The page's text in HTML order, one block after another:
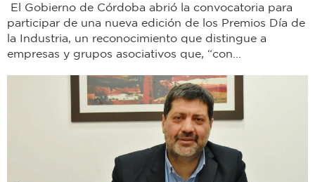
El Gobierno de Córdoba abrió la convocatoria para
participar de una nueva edición de los Premios Día de
la Industria, un reconocimiento que distingue a
empresas y grupos asociativos que, “con...